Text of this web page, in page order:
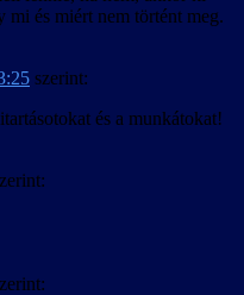
és miért nem történt meg.
szerint:
és a munkátokat!